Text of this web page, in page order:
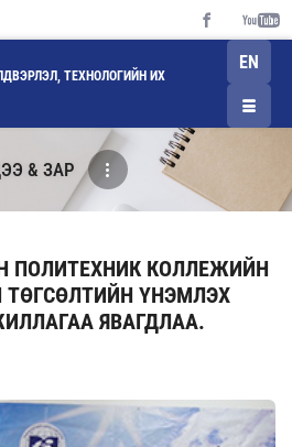
ТЕХНОЛОГИЙН ИХ
EN
& ЗАР
ПОЛИТЕХНИК КОЛЛЕЖИЙН
ТӨГСӨЛТИЙН ҮНЭМЛЭХ
ЯВАГДЛАА.